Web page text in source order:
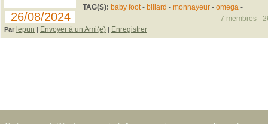
26/08/2024
TAG(S): baby foot- billard - monnayeur- omega -
Par lepun | Envoyer à un Ami(e) | Enregistrer
7 membres-